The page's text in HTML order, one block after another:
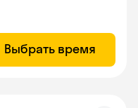
Выбрать время